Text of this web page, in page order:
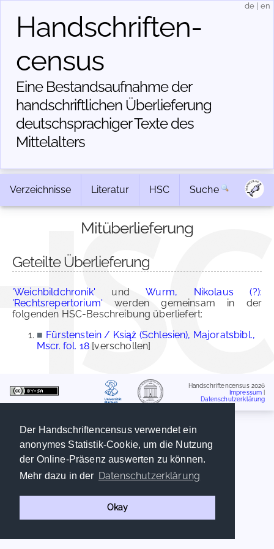
Der Handschriftencensus verwendet ein
anonymes Statistik-Cookie, um die Nutzung
der Online-Präsenz auswerten zu können.
Mehr dazu in der Datenschutzerklärung
Okay
Handschriften­
census
Eine Bestandsaufnahme der
handschriftlichen Über­lieferung
deutschsprachiger Texte des
Mittelalters
de en
Verzeichnisse Literatur HSC Suche
Mitüberlieferung
Geteilte Überlieferung
'Weichbildchronik' undWurm, Nikolaus (?):
'Rechtsrepertorium' werden gemeinsam in der
folgenden HSC-Beschreibung überliefert:
■ Fürstenstein / Książ (Schlesien), Majoratsbibl.,
Mscr. fol. 18 [verschollen]
Handschriftencensus 2026
Impressum
Datenschutzerklärung